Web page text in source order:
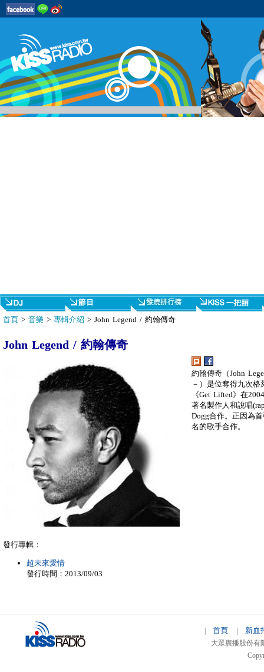
首頁 > 音樂 > 專輯介紹 > John Legend / 約翰傳奇
John Legend / 約翰傳奇
約翰傳奇（John
－）是位奪得九次
《Get Lifted》在
著名製作人和說唱
Dogg合作。正因為
名的歌手合作。
發行專輯：
超未來愛情
發行時間：2013/09/03
首頁 新血
大眾廣播股份有